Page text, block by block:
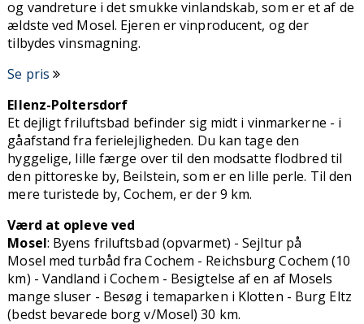
og vandreture i det smukke vinlandskab, som er et af de
ældste ved Mosel. Ejeren er vinproducent, og der
tilbydes vinsmagning.
Se pris
Ellenz-Poltersdorf
Et dejligt friluftsbad befinder sig midt i vinmarkerne - i
gåafstand fra ferielejligheden. Du kan tage den
hyggelige, lille færge over til den modsatte flodbred til
den pittoreske by, Beilstein, som er en lille perle. Til den
mere turistede by, Cochem, er der 9 km.
Værd at opleve ved
Mosel: Byens friluftsbad (opvarmet) - Sejltur på
Mosel med turbåd fra Cochem - Reichsburg Cochem (10
km) - Vandland i Cochem - Besigtelse af en af Mosels
mange sluser - Besøg i temaparken i Klotten - Burg Eltz
(bedst bevarede borg v/Mosel) 30 km.